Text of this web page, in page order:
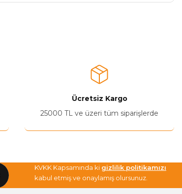
Ücretsiz Kargo
25000 TL ve üzeri tüm siparişlerde
KVKK Kapsamında ki gizlilik politikamızı
kabul etmiş ve onaylamış olursunuz.